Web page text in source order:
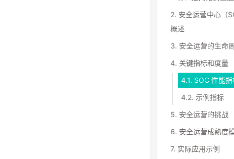
2. 安全运营中心（
概述
3. 安全运营的生命
4. 关键指标和度量
4.1. SOC 性能指
4.2. 示例指标
5. 安全运营的挑战
6. 安全运营成熟度
7. 实际应用示例